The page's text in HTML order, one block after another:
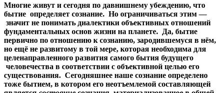
Многие живут и сегодня по давнишнему убеждению, что
бытие определяет сознание. Но ограничиваться этим —
значит не понимать диалектики объективных отношений
фундаментальных основ жизни на планете. Да, бытие
первично по отношению к сознанию, зародившемуся в нём,
но ещё не развитому в той мере, которая необходима для
целенаправленного развития самого бытия будущего
человечества в соответствии с объективной целью его
существования. Сегодняшнее наше сознание определено
тоже бытием, в котором его неотъемлемой составляющей